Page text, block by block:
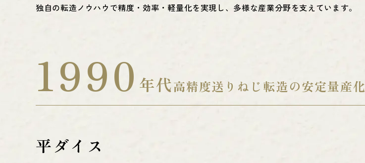
独自の転造ノウハウで精度・効率・軽量化を実現し、多様な産業分野を支えています。
1990 年代高精度送りねじ転造の安定量産化
平ダイス